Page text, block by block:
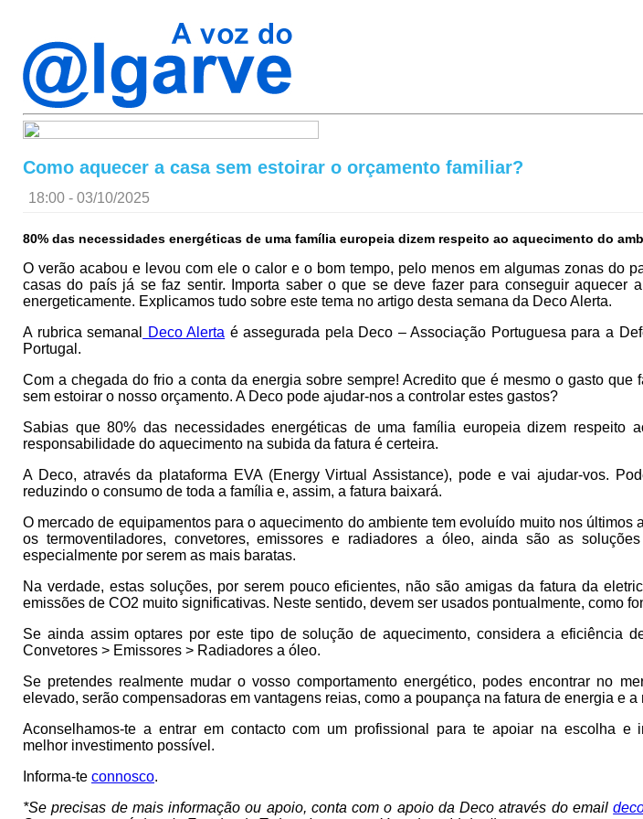
Como aquecer a casa sem estoirar o orçamento familiar?
18:00 - 03/10/2025
80% das necessidades energéticas de uma família europeia dizem respeito ao aquecimento do
O verão acabou e levou com ele o calor e o bom tempo, pelo menos em algumas zonas do
casas do país já se faz sentir. Importa saber o que se deve fazer para conseguir aquecer
energeticamente. Explicamos tudo sobre este tema no artigo desta semana da Deco Alerta.
A rubrica semanal
Deco Alerta é assegurada pela Deco – Associação Portuguesa para a
Portugal.
Com a chegada do frio a conta da energia sobre sempre! Acredito que é mesmo o gasto
sem estoirar o nosso orçamento. A Deco pode ajudar-nos a controlar estes gastos?
Sabias que 80% das necessidades energéticas de uma família europeia dizem
responsabilidade do aquecimento na subida da fatura é certeira.
A Deco, através da plataforma EVA (Energy Virtual Assistance), pode e vai ajudar-vos.
reduzindo o consumo de toda a família e, assim, a fatura baixará.
O mercado de equipamentos para o aquecimento do ambiente tem evoluído muito nos
os termoventiladores, convetores, emissores e radiadores a óleo, ainda são as
especialmente por serem as mais baratas.
Na verdade, estas soluções, por serem pouco eficientes, não são amigas da fatura da
emissões de CO2 muito significativas. Neste sentido, devem ser usados pontualmente, como
Se ainda assim optares por este tipo de solução de aquecimento, considera a eficiência
Convetores > Emissores > Radiadores a óleo.
Se pretendes realmente mudar o vosso comportamento energético, podes encontrar no
elevado, serão compensadoras em vantagens reias, como a poupança na fatura de energia e
Aconselhamos-te a entrar em contacto com um profissional para te apoiar na escolha
melhor investimento possível.
Informa-te connosco.
*Se precisas de mais informação ou apoio, conta com o apoio da Deco através do email